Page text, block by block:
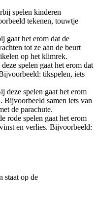
spelen kinderen
tekenen, touwtje
gaat het erom dat de
tot ze aan de beurt
op het klimrek.
spelen gaat het erom dat
tikspelen, iets
deze spelen gaat het erom
Bijvoorbeeld samen iets van
de parachute.
rode spelen gaat het erom
en verlies. Bijvoorbeeld:
staat op de